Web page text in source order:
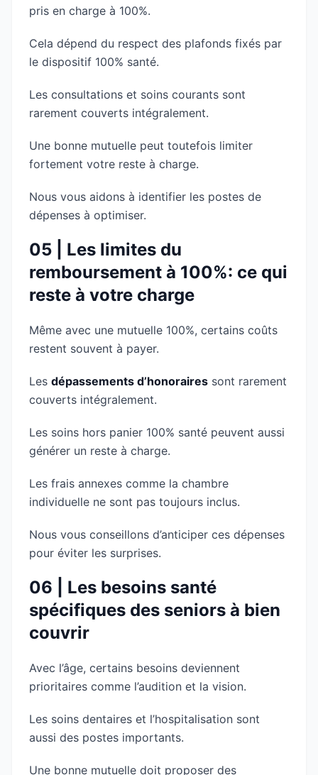
pris en charge à 100%.
Cela dépend du respect des plafonds fixés par
le dispositif 100% santé.
Les consultations et soins courants sont
rarement couverts intégralement.
Une bonne mutuelle peut toutefois limiter
fortement votre reste à charge.
Nous vous aidons à identifier les postes de
dépenses à optimiser.
05 | Les limites du
remboursement à 100%: ce qui
reste à votre charge
Même avec une mutuelle 100%, certains coûts
restent souvent à payer.
Les dépassements d’honoraires sont rarement
couverts intégralement.
Les soins hors panier 100% santé peuvent aussi
générer un reste à charge.
Les frais annexes comme la chambre
individuelle ne sont pas toujours inclus.
Nous vous conseillons d’anticiper ces dépenses
pour éviter les surprises.
06 | Les besoins santé
spécifiques des seniors à bien
couvrir
Avec l’âge, certains besoins deviennent
prioritaires comme l’audition et la vision.
Les soins dentaires et l’hospitalisation sont
aussi des postes importants.
Une bonne mutuelle doit proposer des